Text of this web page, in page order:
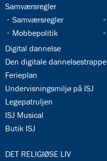
34.6:
Samværsregler
34.7:
Samværsregler
34.9:
Mobbepolitik
34.11:
Digital dannelse
34.12:
Den digitale dannelsestrappe
34.13:
Ferieplan
34.14:
Undervisningsmiljø på ISJ
34.15:
Legepatruljen
34.16:
ISJ Musical
34.17:
Butik ISJ
35.0:
DET RELIGIØSE LIV